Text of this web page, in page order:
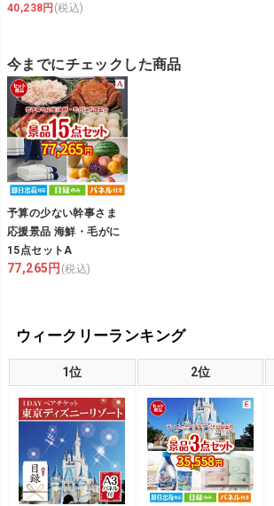
40,238円 (税込)
今までにチェックした商品
予算の少ない幹事さま
応援景品 海鮮・毛がに
15点セットA
77,265円 (税込)
ウィークリーランキング
1位 2位